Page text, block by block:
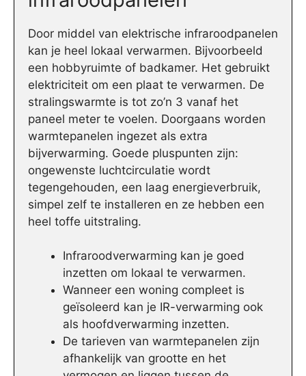
Door middel van elektrische infraroodpanelen
kan je heel lokaal verwarmen. Bijvoorbeeld
een hobbyruimte of badkamer. Het gebruikt
elektriciteit om een plaat te verwarmen. De
stralingswarmte is tot zo’n 3 vanaf het
paneel meter te voelen. Doorgaans worden
warmtepanelen ingezet als extra
bijverwarming. Goede pluspunten zijn:
ongewenste luchtcirculatie wordt
tegengehouden, een laag energieverbruik,
simpel zelf te installeren en ze hebben een
heel toffe uitstraling.
Infraroodverwarming kan je goed
inzetten om lokaal te verwarmen.
Wanneer een woning compleet is
geïsoleerd kan je IR-verwarming ook
als hoofdverwarming inzetten.
De tarieven van warmtepanelen zijn
afhankelijk van grootte en het